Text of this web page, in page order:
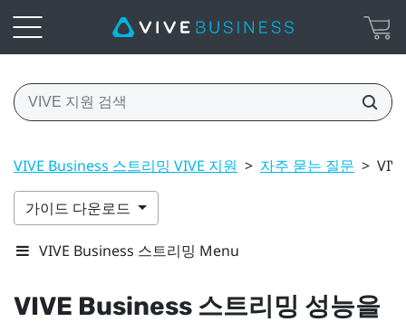
VIVE Business 스트리밍 VIVE 지원 > 자주 묻는 질문 >
가이드 다운로드
VIVE Business 스트리밍 Menu
VIVE Business 스트리밍 성능을